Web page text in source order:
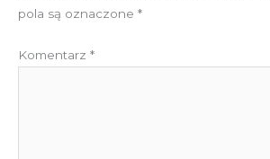
pola są oznaczone *
Komentarz *